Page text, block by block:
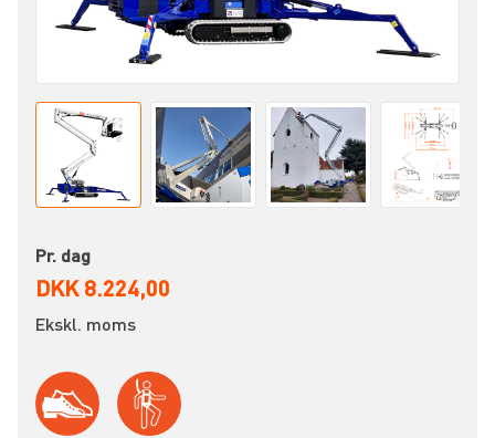
Pr. dag
DKK 8.224,00
Ekskl. moms